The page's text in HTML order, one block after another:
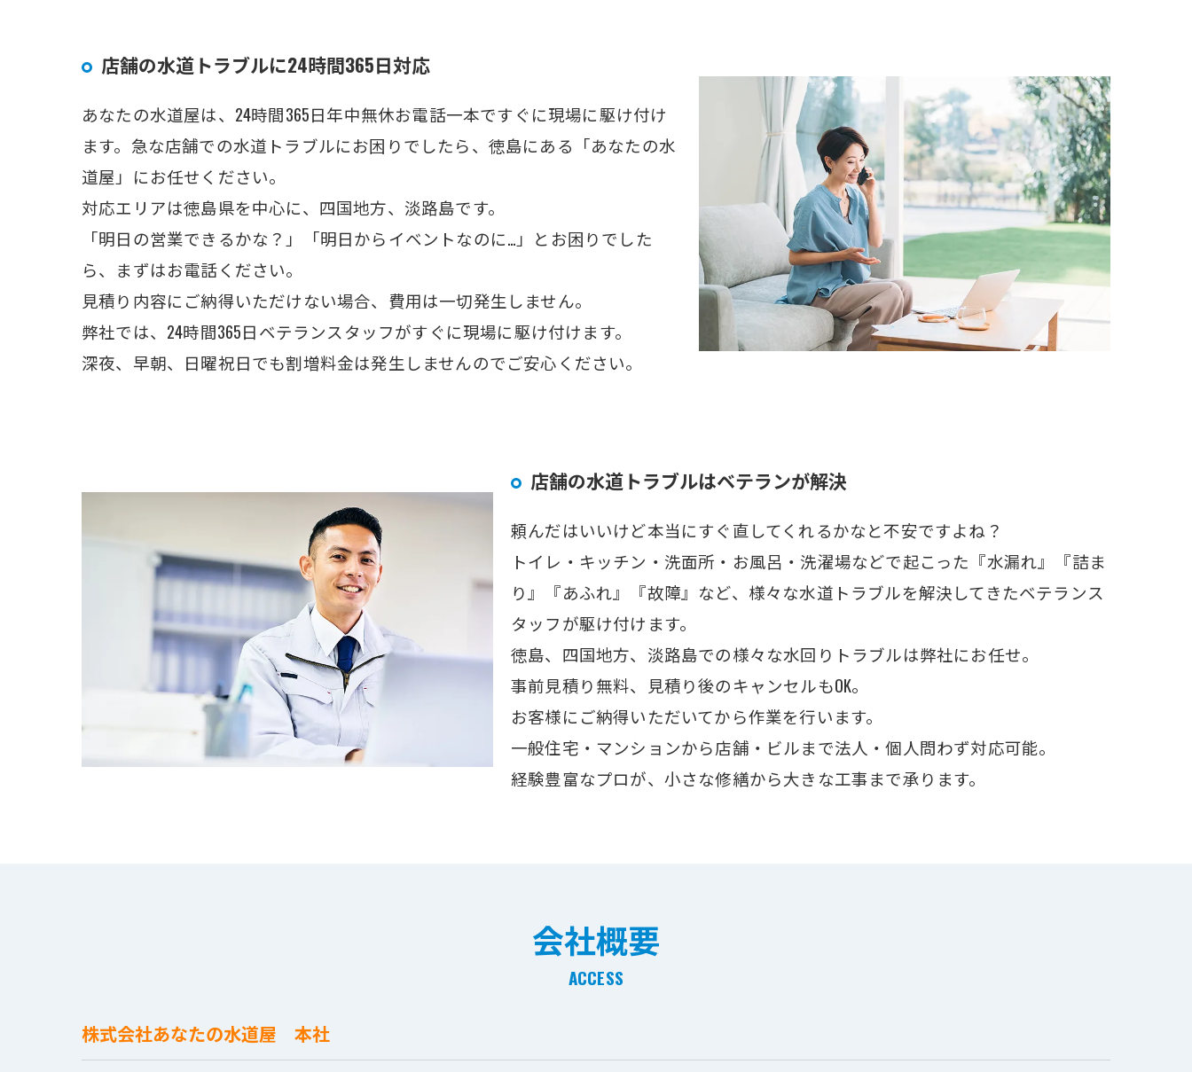
店舗の水道トラブルに24時間365日対応
あなたの水道屋は、24時間365日年中無休お電話一本ですぐに現場に駆け付け
ます。急な店舗での水道トラブルにお困りでしたら、徳島にある「あなたの水
道屋」にお任せください。
対応エリアは徳島県を中心に、四国地方、淡路島です。
「明日の営業できるかな？」「明日からイベントなのに…」とお困りでした
ら、まずはお電話ください。
見積り内容にご納得いただけない場合、費用は一切発生しません。
弊社では、24時間365日ベテランスタッフがすぐに現場に駆け付けます。
深夜、早朝、日曜祝日でも割増料金は発生しませんのでご安心ください。
店舗の水道トラブルはベテランが解決
頼んだはいいけど本当にすぐ直してくれるかなと不安ですよね？
トイレ・キッチン・洗面所・お風呂・洗濯場などで起こった『水漏れ』『詰ま
り』『あふれ』『故障』など、様々な水道トラブルを解決してきたベテランス
タッフが駆け付けます。
徳島、四国地方、淡路島での様々な水回りトラブルは弊社にお任せ。
事前見積り無料、見積り後のキャンセルもOK。
お客様にご納得いただいてから作業を行います。
一般住宅・マンションから店舗・ビルまで法人・個人問わず対応可能。
経験豊富なプロが、小さな修繕から大きな工事まで承ります。
会社概要
ACCESS
株式会社あなたの水道屋 本社